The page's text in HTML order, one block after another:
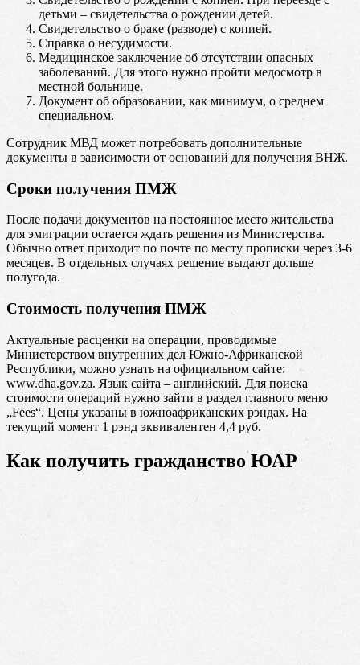
детьми – свидетельства о рождении детей.
Свидетельство о браке (разводе) с копией.
Справка о несудимости.
Медицинское заключение об отсутствии опасных
заболеваний. Для этого нужно пройти медосмотр в
местной больнице.
Документ об образовании, как минимум, о среднем
специальном.
Сотрудник МВД может потребовать дополнительные
документы в зависимости от оснований для получения ВНЖ.
Сроки получения ПМЖ
После подачи документов на постоянное место жительства
для эмиграции остается ждать решения из Министерства.
Обычно ответ приходит по почте по месту прописки через 3-6
месяцев. В отдельных случаях решение выдают дольше
полугода.
Стоимость получения ПМЖ
Актуальные расценки на операции, проводимые
Министерством внутренних дел Южно-Африканской
Республики, можно узнать на официальном сайте:
www.dha.gov.za. Язык сайта – английский. Для поиска
стоимости операций нужно зайти в раздел главного меню
„Fees“. Цены указаны в южноафриканских рэндах. На
текущий момент 1 рэнд эквивалентен 4,4 руб.
Как получить гражданство ЮАР